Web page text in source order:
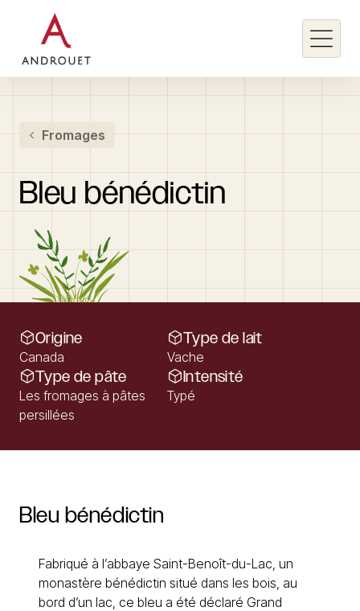
Rechercher un mot clé
Fromages
Bleu bénédictin
Origine
Canada
Type de lait
Vache
Type de pâte
Les fromages à pâtes
persillées
Intensité
Typé
Bleu bénédictin
Fabriqué à l’abbaye Saint-Benoît-du-Lac, un
monastère bénédictin situé dans les bois, au
bord d’un lac, ce bleu a été déclaré Grand